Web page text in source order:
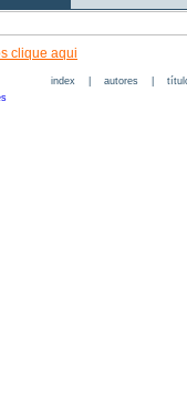
clique aqui
index| autores|